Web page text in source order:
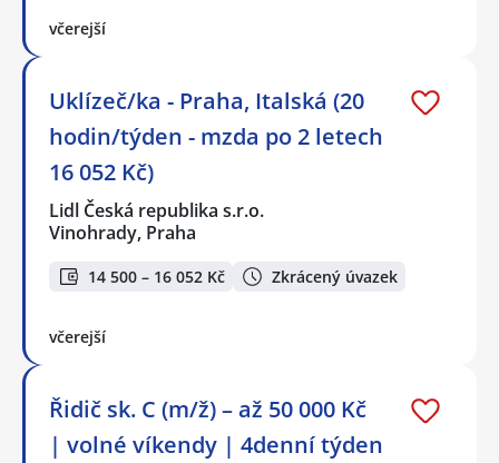
včerejší
Uklízeč/ka - Praha, Italská (20
hodin/týden - mzda po 2 letech
16 052 Kč)
Lidl Česká republika s.r.o.
Vinohrady, Praha
14 500 – 16 052 Kč Zkrácený úvazek
včerejší
Řidič sk. C (m/ž) – až 50 000 Kč
| volné víkendy | 4denní týden